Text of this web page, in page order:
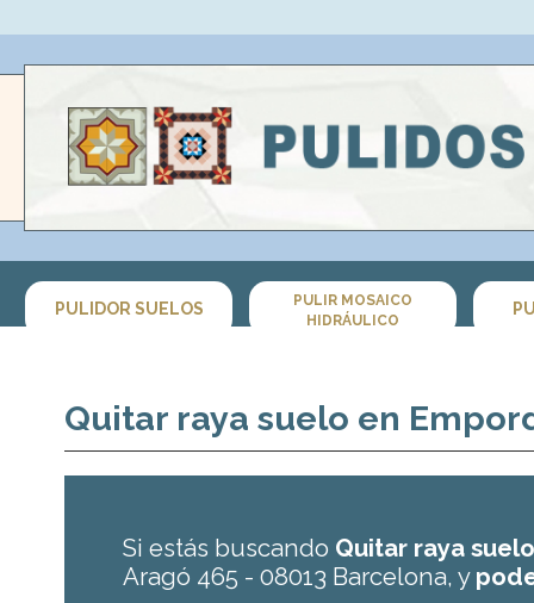
PULIDOR SUELOS
PULIR MOSAICO
HIDRÁULICO
Quitar raya suelo en
Si estás buscando Quitar raya
Aragó 465 - 08013 Barcelona, y